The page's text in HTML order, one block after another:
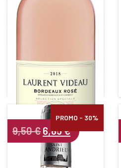
LAURENT VIDEAU ROSÉ
Rosé • 2021
PROMO - 30%
9,50€ Original
price
was:
9,50 €.
6,65€Current
price
is:
6,65 €.